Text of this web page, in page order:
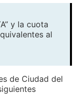
y la cuota
al
de Ciudad del